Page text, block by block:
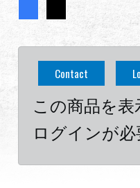
繁體中文
Français
русский язык
Contact
この商品を
ログインが必